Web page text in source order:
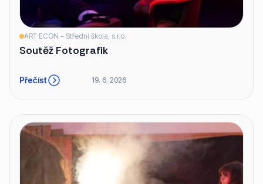
ART ECON – Střední škola, s.r.o.
Soutěž Fotografik
Přečíst 19. 6. 2026